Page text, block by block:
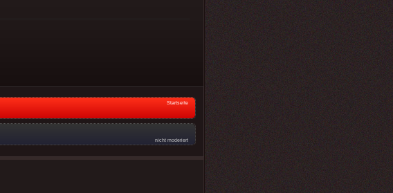
Startseite
nicht moderiert